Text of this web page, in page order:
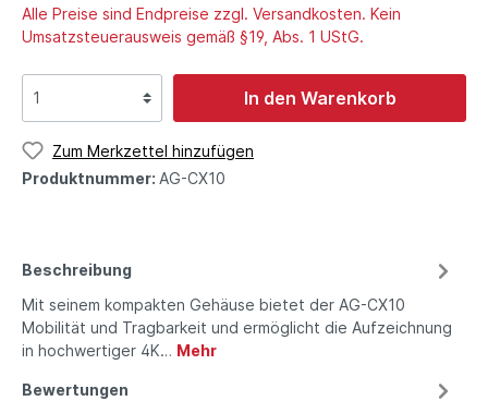
Alle Preise sind Endpreise zzgl. Versandkosten. Kein
Umsatzsteuerausweis gemäß §19, Abs. 1 UStG.
In den Warenkorb
Zum Merkzettel hinzufügen
Produktnummer: AG-CX10
Beschreibung
Mit seinem kompakten Gehäuse bietet der AG-CX10
Mobilität und Tragbarkeit und ermöglicht die Aufzeichnung
in hochwertiger 4K… Mehr
Bewertungen